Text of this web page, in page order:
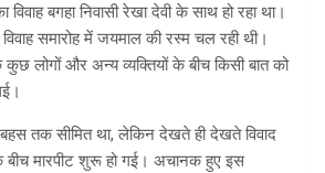
विवाह बगहा निवासी रेखा देवी के साथ हो रहा था।
समारोह में जयमाल की रस्म चल रही थी।
कुछ लोगों और अन्य व्यक्तियों के बीच किसी बात को
तक सीमित था, लेकिन देखते ही देखते विवाद
बीच मारपीट शुरू हो गई। अचानक हुए इस